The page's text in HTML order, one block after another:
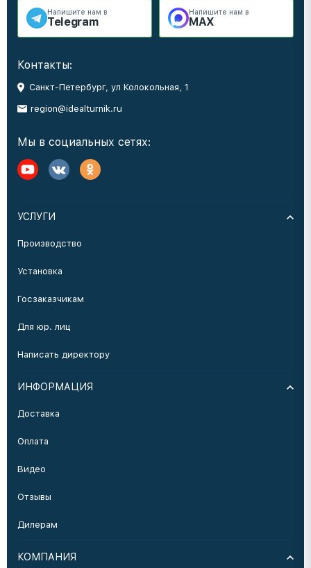
Напишите нам в
Telegram
Напишите нам в
MAX
Контакты:
Санкт-Петербург, ул Колокольная, 1
region@idealturnik.ru
Мы в социальных сетях:
УСЛУГИ
Производство
Установка
Госзаказчикам
Для юр. лиц
Написать директору
ИНФОРМАЦИЯ
Доставка
Оплата
Видео
Отзывы
Дилерам
КОМПАНИЯ